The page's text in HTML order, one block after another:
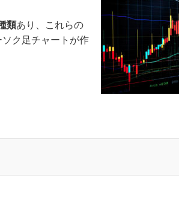
類あり、これらの
ク足チャートが作